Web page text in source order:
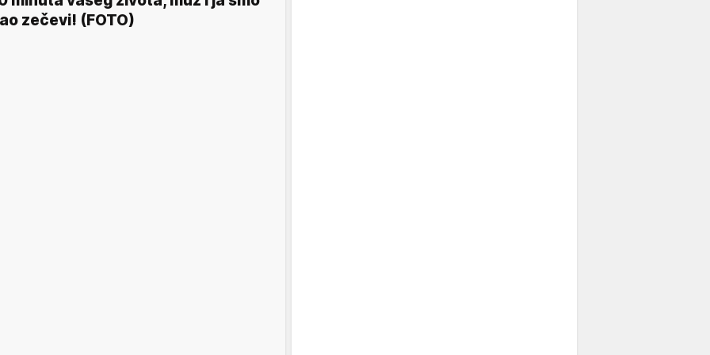
zečevi! (FOTO)